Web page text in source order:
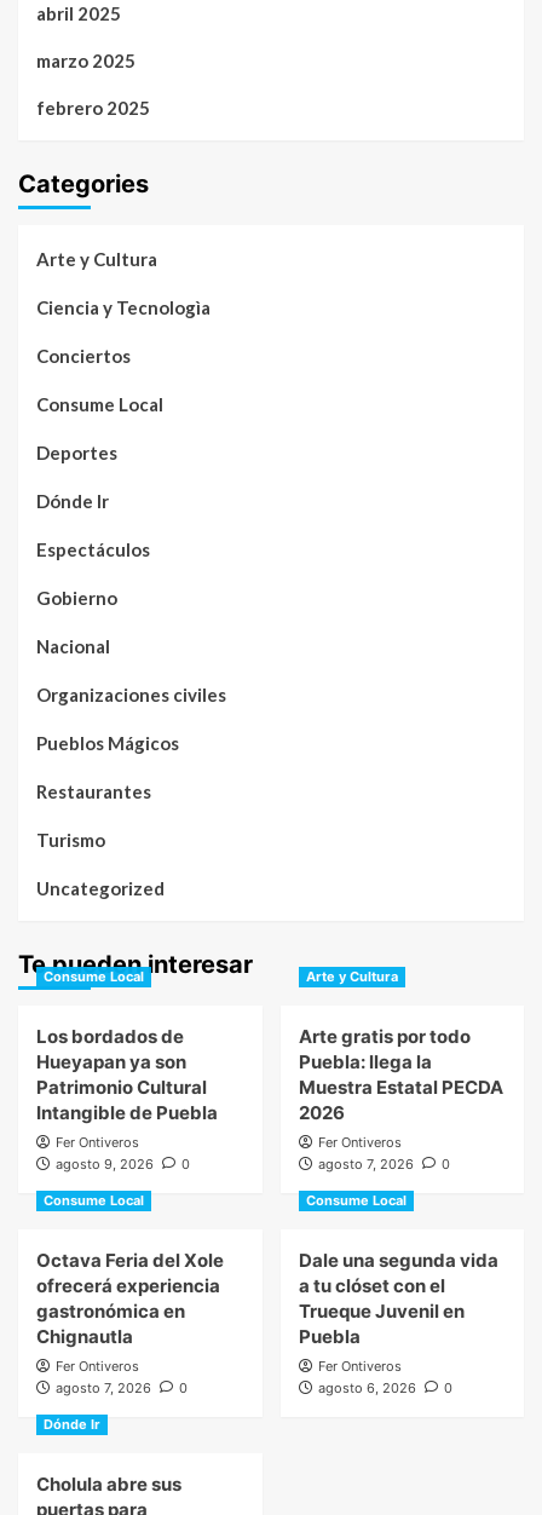
abril 2025
marzo 2025
febrero 2025
Categories
Arte y Cultura
Ciencia y Tecnologìa
Conciertos
Consume Local
Deportes
Dónde Ir
Espectáculos
Gobierno
Nacional
Organizaciones civiles
Pueblos Mágicos
Restaurantes
Turismo
Uncategorized
Te pueden interesar
Consume Local
Los bordados de
Hueyapan ya son
Patrimonio Cultural
Intangible de Puebla
Fer Ontiveros
agosto 9, 2026
0
Arte y Cultura
Arte gratis por todo
Puebla: llega la
Muestra Estatal PECDA
2026
Fer Ontiveros
agosto 7, 2026
0
Consume Local
Octava Feria del Xole
ofrecerá experiencia
gastronómica en
Chignautla
Fer Ontiveros
agosto 7, 2026
0
Consume Local
Dale una segunda vida
a tu clóset con el
Trueque Juvenil en
Puebla
Fer Ontiveros
agosto 6, 2026
0
Dónde Ir
Cholula abre sus
puertas para